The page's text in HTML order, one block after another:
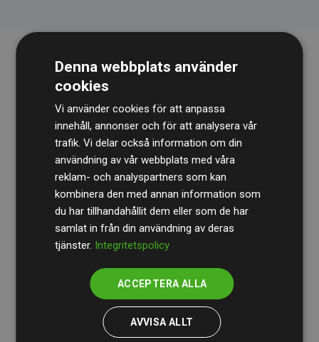
RevisionsbyrånBDOgranskar kontinuerligt våra
beräkningar och vår metod för att säkerställa
transparens och tillförlitlighet.
Deras granskning visar att våra investeringar i
klimatprojekt i genomsnitt kompenserar för
de beräknade CO₂-utsläppenfrån
medlemswebbplatser – ett tydligt bevis på att vårt
arbetssätt ger mätbar klimatnytta.
Denna webbplats använder
cookies
Vi använder cookies för att anpassa
innehåll, annonser och för att analysera vår
trafik. Vi delar också information om din
användning av vår webbplats med våra
reklam- och analyspartners som kan
kombinera den med annan information som
du har tillhandahållit dem eller som de har
samlat in från din användning av deras
tjänster. Integritetspolicy
ACCEPTERA ALLA
AVVISA ALLT